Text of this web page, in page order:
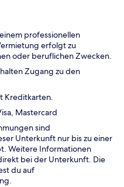
professionellen
erfolgt zu
oder beruflichen Zwecken.
Zugang zu den
Kreditkarten.
Mastercard
sind
Unterkunft nur bis zu einer
Weitere Informationen
bei der Unterkunft. Die
du auf